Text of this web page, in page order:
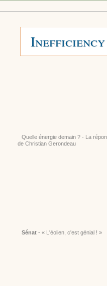
Inefficiency
Quelle énergie demain ? - La
de Christian Gerondeau
Sénat - « L'éolien, c'est génial ! »